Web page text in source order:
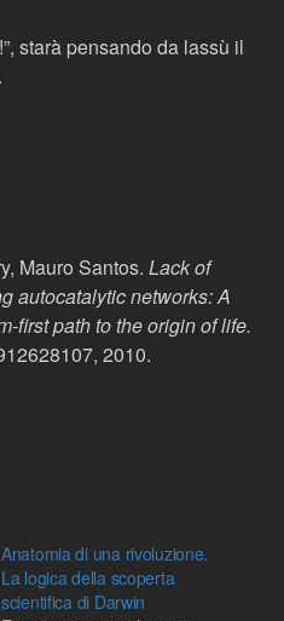
starà pensando da lassù il
Mauro Santos. Lack of
autocatalytic networks: A
first path to the origin of life.
2010.
Anatomia di una rivoluzione.
La logica della scoperta
scientifica di Darwin